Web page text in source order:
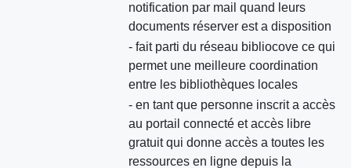
notification par mail quand leurs
documents réserver est a disposition
- fait parti du réseau bibliocove ce qui
permet une meilleure coordination
entre les bibliothèques locales
- en tant que personne inscrit a accès
au portail connecté et accès libre
gratuit qui donne accès a toutes les
ressources en ligne depuis la